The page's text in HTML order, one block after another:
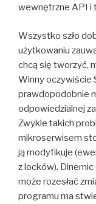
wewnętrzne API i
Wszystko szło
użytkowaniu
chcą się tworzyć,
Winny oczywiście
prawdopodobnie
odpowiedzialnej
Zwykle takich
mikroserwisem
ją modyfikuje
z locków).
może rozesłać
programu ma